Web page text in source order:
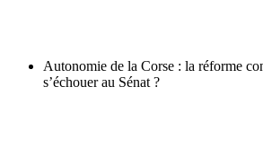
Autonomie de la Corse : la réforme
s’échouer au Sénat ?